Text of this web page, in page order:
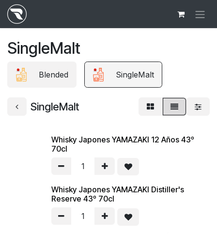
Ir al contenido
SingleMalt
Blended SingleMalt
SingleMalt
Whisky Japones YAMAZAKI 12 Años 43º
70cl
Whisky Japones YAMAZAKI Distiller's
Reserve 43º 70cl